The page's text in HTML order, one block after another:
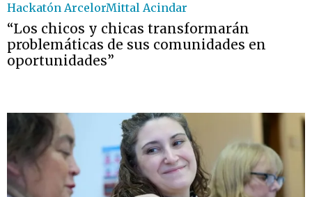
Hackatón ArcelorMittal Acindar
“Los chicos y chicas transformarán
problemáticas de sus comunidades en
oportunidades”